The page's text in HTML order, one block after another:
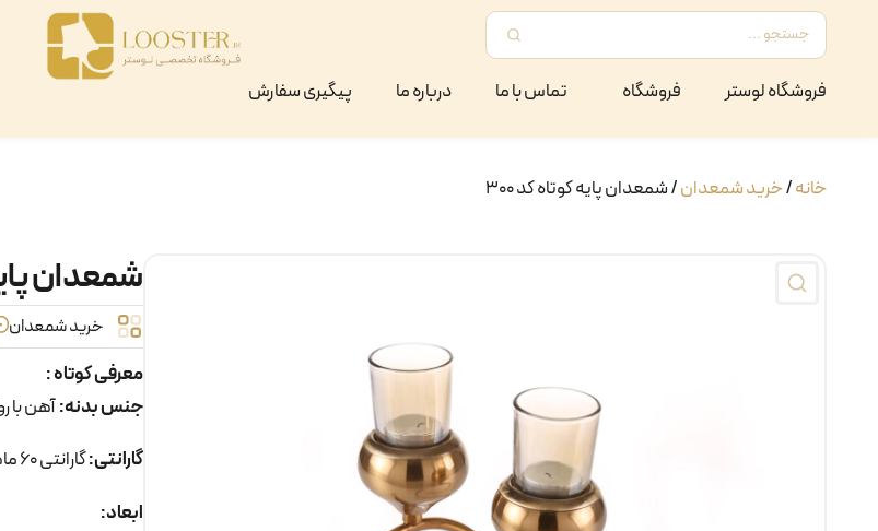
فروشگاه لوستر
فروشگاه تماس با ما درباره ما پیگیری سفارش
خانه/خرید شمعدان/ شمعدان پایه کوتاه کد ۳۰۰
شمعدان پایه
خرید شمعدان
معرفی کوتاه :
جنس بدنه:آهن با
گارانتی:گارانتی 60 ماهه رنگ بدنه
ابعاد: